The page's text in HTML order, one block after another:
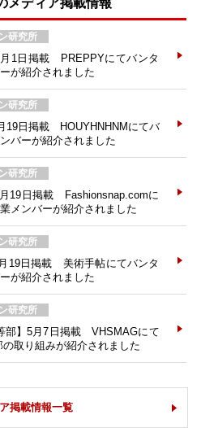
メディア掲載情報
研究所
月1日掲載 PREPPYにてバンタ
が紹介されました
研究所
19日掲載 HOUYHNHNMにてバ
バーが紹介されました
研究所
19日掲載 Fashionsnap.comに
メンバーが紹介されました
研究所
19日掲載 美術手帖にてバンタ
が紹介されました
研究所
部】5月7日掲載 VHSMAGにて
取り組みが紹介されました
掲載情報一覧